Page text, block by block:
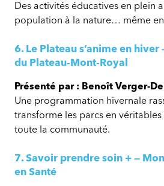
Des activités éducatives en plein
population à la nature… même
6. Le Plateau s’anime en
du Plateau‑Mont‑Royal
Présenté par : Benoît Verger-
Une programmation hivernale
transforme les parcs en
toute la communauté.
7. Savoir prendre soin + —
en Santé